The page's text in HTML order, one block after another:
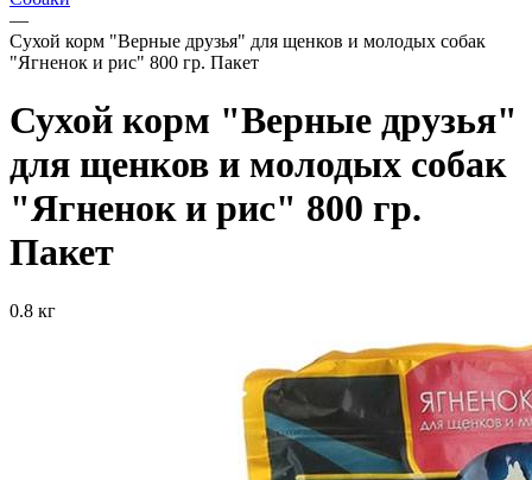
—
Сухой корм "Верные друзья" для щенков и молодых собак
"Ягненок и рис" 800 гр. Пакет
Сухой корм "Верные друзья"
для щенков и молодых собак
"Ягненок и рис" 800 гр.
Пакет
0.8 кг